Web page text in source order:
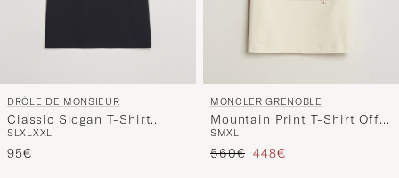
DRÔLE DE MONSIEUR
Classic Slogan T-Shirt
Black
SLXLXXL
95€
MONCLER GRENOBLE
Mountain Print T-Shirt Off
White
SMXL
Reguliere prijs
560€ Verlaagd prijs
448€